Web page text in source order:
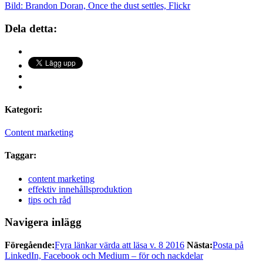
Bild: Brandon Doran, Once the dust settles, Flickr
Dela detta:
Kategori:
Content marketing
Taggar:
content marketing
effektiv innehållsproduktion
tips och råd
Navigera inlägg
Föregående:Fyra länkar värda att läsa v. 8 2016 Nästa:Posta på
LinkedIn, Facebook och Medium – för och nackdelar